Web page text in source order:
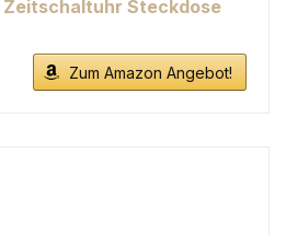
Zeitschaltuhr Steckdose
Zum Amazon Angebot!